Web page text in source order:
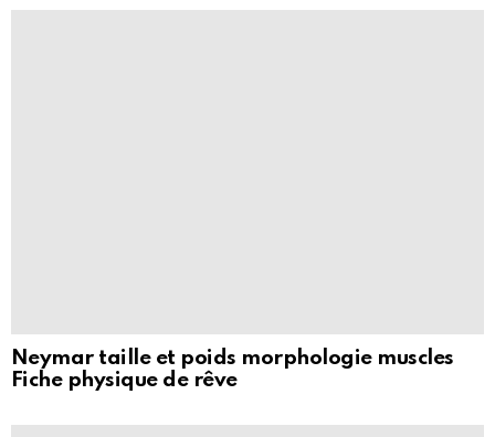
Neymar taille et poids morphologie muscles
Fiche physique de rêve